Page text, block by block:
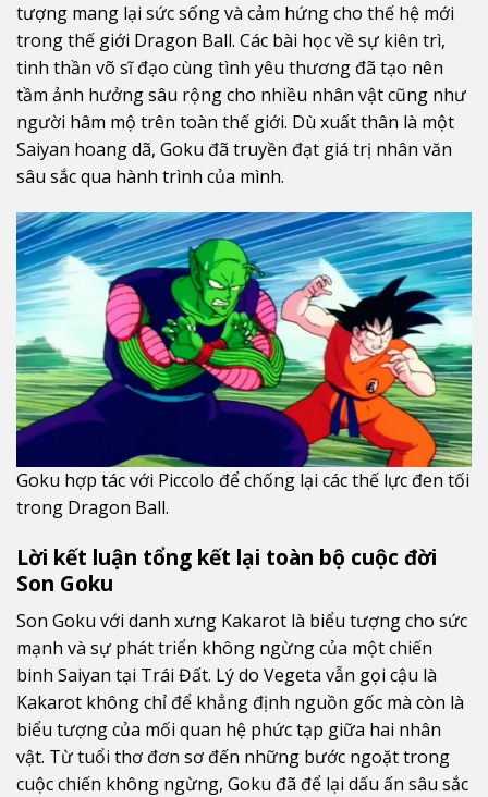
tượng mang lại sức sống và cảm hứng cho thế hệ mới
trong thế giới Dragon Ball. Các bài học về sự kiên trì,
tinh thần võ sĩ đạo cùng tình yêu thương đã tạo nên
tầm ảnh hưởng sâu rộng cho nhiều nhân vật cũng như
người hâm mộ trên toàn thế giới. Dù xuất thân là một
Saiyan hoang dã, Goku đã truyền đạt giá trị nhân văn
sâu sắc qua hành trình của mình.
Goku hợp tác với Piccolo để chống lại các thế lực đen tối
trong Dragon Ball.
Lời kết luận tổng kết lại toàn bộ cuộc đời
Son Goku
Son Goku với danh xưng Kakarot là biểu tượng cho sức
mạnh và sự phát triển không ngừng của một chiến
binh Saiyan tại Trái Đất. Lý do Vegeta vẫn gọi cậu là
Kakarot không chỉ để khẳng định nguồn gốc mà còn là
biểu tượng của mối quan hệ phức tạp giữa hai nhân
vật. Từ tuổi thơ đơn sơ đến những bước ngoặt trong
cuộc chiến không ngừng, Goku đã để lại dấu ấn sâu sắc